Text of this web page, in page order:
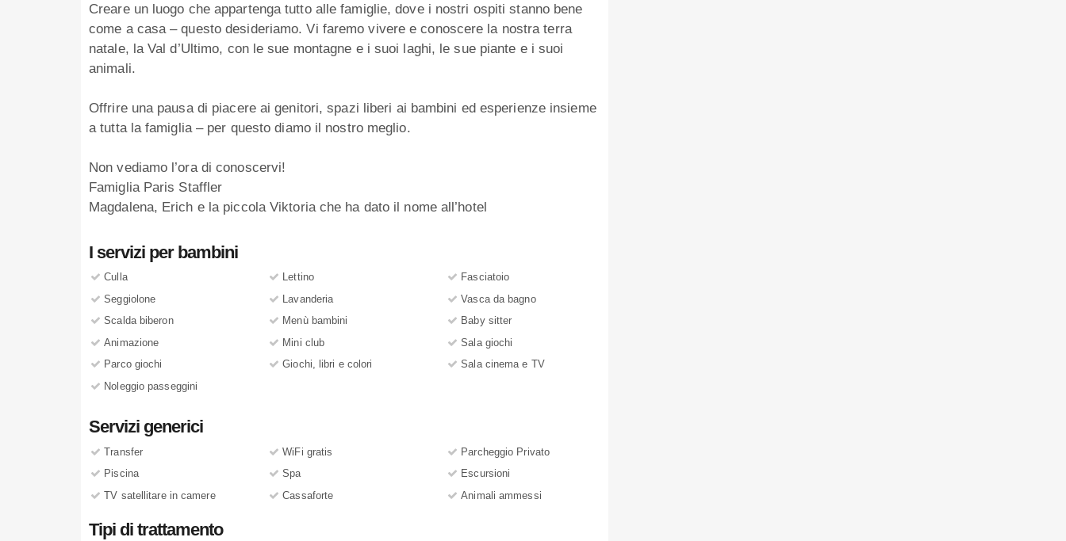
Creare un luogo che appartenga tutto alle famiglie, dove i nostri ospiti stanno bene
come a casa – questo desideriamo. Vi faremo vivere e conoscere la nostra terra
natale, la Val d’Ultimo, con le sue montagne e i suoi laghi, le sue piante e i suoi
animali.
Offrire una pausa di piacere ai genitori, spazi liberi ai bambini ed esperienze insieme
a tutta la famiglia – per questo diamo il nostro meglio.
Non vediamo l’ora di conoscervi!
Famiglia Paris Staffler
Magdalena, Erich e la piccola Viktoria che ha dato il nome all’hotel
I servizi per bambini
Culla Lettino
Fasciatoio
Seggiolone
Lavanderia
Vasca da bagno
Scalda biberon
Menù bambini
Baby sitter
Animazione
Mini club
Sala giochi
Parco giochi
Giochi, libri e colori
Sala cinema e TV
Noleggio passeggini
Servizi generici
Transfer WiFi gratis
Parcheggio Privato
Piscina
Spa
Escursioni
TV satellitare in camere
Cassaforte Animali ammessi
Tipi di trattamento